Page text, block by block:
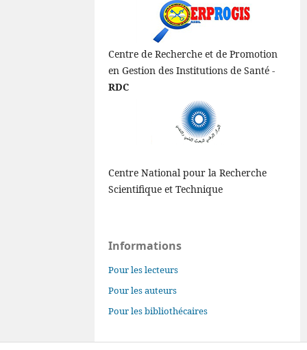
Centre de Recherche et de Promotion
en Gestion des Institutions de Santé -
RDC
Centre National pour la Recherche
Scientifique et Technique
Informations
Pour les lecteurs
Pour les auteurs
Pour les bibliothécaires